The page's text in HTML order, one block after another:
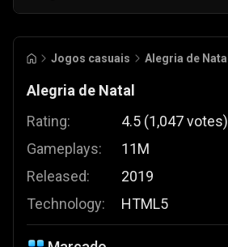
Jogos casuais Alegria de Natal
Alegria de Natal
Rating:
Gameplays:
Released:
Technology:
4.5 (1,047votes)
11M
2019
HTML5